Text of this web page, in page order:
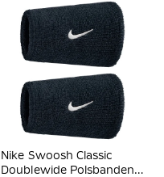
Nike Swoosh Classic
Doublewide Polsbanden